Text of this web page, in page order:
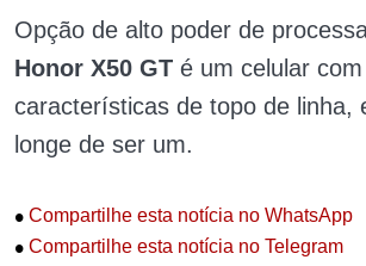
Opção de alto poder de
Honor X50 GT é um celular com
características de topo de linha,
longe de ser um.
• Compartilhe esta notícia no WhatsApp
• Compartilhe esta notícia no Telegram